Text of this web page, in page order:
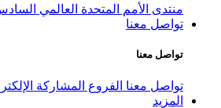
منتدى الأمم المتحدة العالمي السادس
تواصل معنا
تواصل معنا
تواصل معنا الفروع المشاركة
المزيد